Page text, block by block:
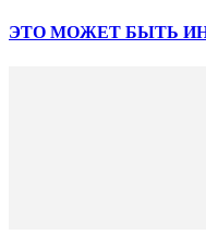
ЭТО МОЖЕТ БЫТЬ